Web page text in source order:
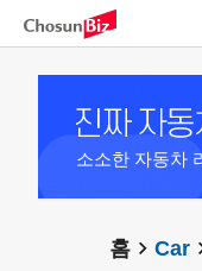
소소한 자동차
홈 Car